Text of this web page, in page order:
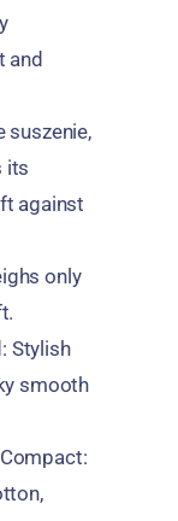
and
suszenie,
its
against
only
.
: Stylish
smooth
:
,